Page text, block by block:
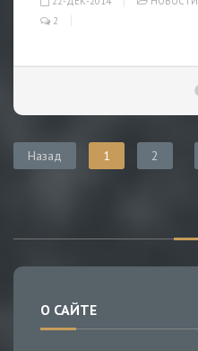
2
Назад 1 2
О САЙТЕ